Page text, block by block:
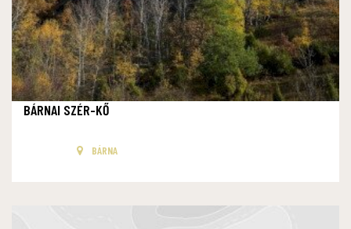
BÁRNAI SZÉR-KŐ
BÁRNA